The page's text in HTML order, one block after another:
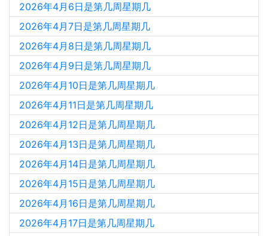
2026年4月6日是第几周星期几
2026年4月7日是第几周星期几
2026年4月8日是第几周星期几
2026年4月9日是第几周星期几
2026年4月10日是第几周星期几
2026年4月11日是第几周星期几
2026年4月12日是第几周星期几
2026年4月13日是第几周星期几
2026年4月14日是第几周星期几
2026年4月15日是第几周星期几
2026年4月16日是第几周星期几
2026年4月17日是第几周星期几